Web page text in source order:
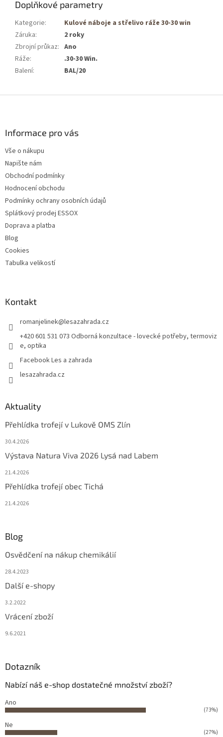
Doplňkové parametry
Kategorie:
Kulové náboje a střelivo ráže 30-30 win
Záruka:
2 roky
Zbrojní průkaz: Ano
Ráže:
.30-30 Win.
Balení: BAL/20
Informace pro vás
Vše o nákupu
Napište nám
Obchodní podmínky
Hodnocení obchodu
Podmínky ochrany osobních údajů
Splátkový prodej ESSOX
Doprava a platba
Blog
Cookies
Tabulka velikostí
Kontakt
romanjelinek@lesazahrada.cz
+420 601 531 073 Odborná konzultace - lovecké potřeby, termoviz
e, optika
Facebook Les a zahrada
lesazahrada.cz
Aktuality
Přehlídka trofejí v Lukově OMS Zlín
30.4.2026
Výstava Natura Viva 2026 Lysá nad Labem
21.4.2026
Přehlídka trofejí obec Tichá
21.4.2026
Blog
Osvědčení na nákup chemikálií
28.4.2023
Další e-shopy
3.2.2022
Vrácení zboží
9.6.2021
Dotazník
Nabízí náš e-shop dostatečné množství zboží?
Ano
(73%)
Ne
(27%)